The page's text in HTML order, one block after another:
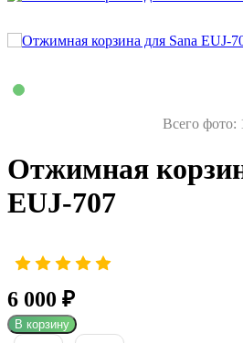
Всего фото:
Отжимная
EUJ-707
6 000 ₽
В корзину